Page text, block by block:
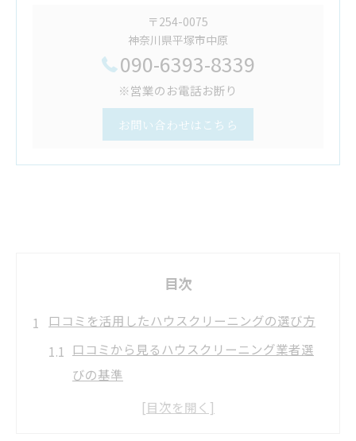
〒254-0075
神奈川県平塚市中原
090-6393-8339
※営業のお電話お断り
お問い合わせはこちら
目次
口コミを活用したハウスクリーニングの選び方
口コミから見るハウスクリーニング業者選
びの基準
満足度ランキングを参考にする選び方のコ